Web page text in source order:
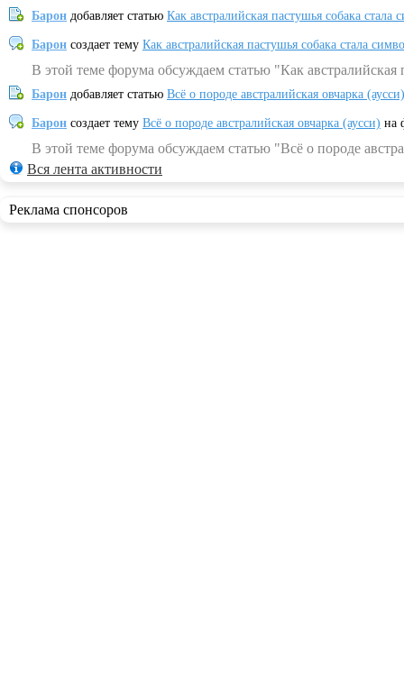
Барон добавляет статью Как австралийская пастушья собака
Барон создает тему Как австралийская пастушья собака стала
В этой теме форума обсуждаем статью "Как
Барон добавляет статью Всё о породе австралийская овчарка (аусси)
Барон создает тему Всё о породе австралийская овчарка (аусси) на
В этой теме форума обсуждаем статью "Всё о породе
Вся лента активности
Реклама спонсоров